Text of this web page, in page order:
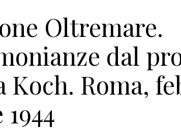
Oltremare.
dal
Koch. Roma,